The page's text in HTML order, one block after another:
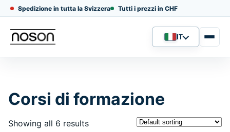
Spedizione in tutta la Svizzera Tutti i prezzi in CHF
Lingua
IT
Corsi di formazione
Showing all 6 results